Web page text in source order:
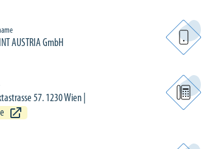
AUSTRIA GmbH
57. 1230 Wien